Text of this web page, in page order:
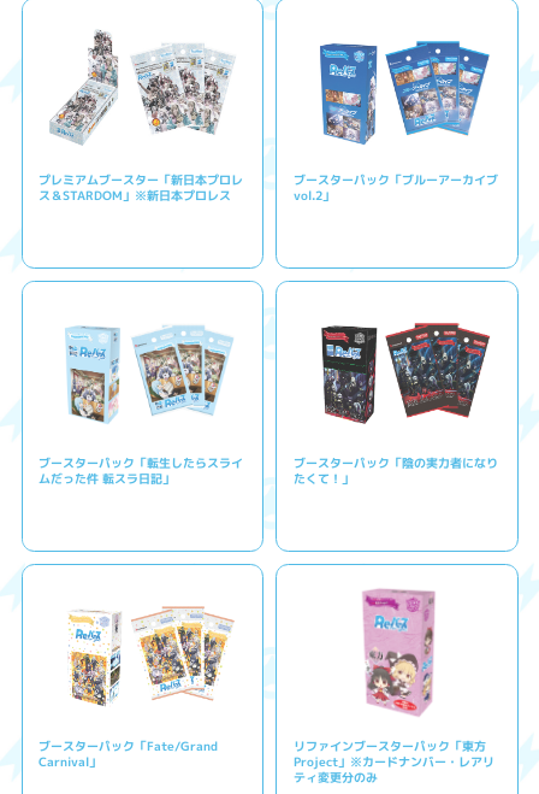
プレミアムブースター「新日本プロレ
ス＆STARDOM」※新日本プロレス
ブースターパック「ブルーアーカイブ
vol.2」
ブースターパック「転生したらスライ
ムだった件 転スラ日記」
ブースターパック「陰の実力者になり
たくて！」
ブースターパック「Fate/Grand
Carnival」
リファインブースターパック「東方
Project」※カードナンバー・レアリ
ティ変更分のみ